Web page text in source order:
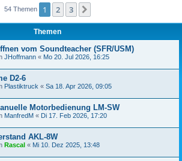
54 Themen 1 2 3
Themen
vom Soundteacher (SFR/USM)
JHoffmann « Mo 20. Jul 2026, 16:25
D2-6
Plastiktruck « Sa 18. Apr 2026, 09:05
Motorbedienung LM-SW
ManfredM « Di 17. Feb 2026, 17:20
AKL-8W
Rascal « Mi 10. Dez 2025, 13:48